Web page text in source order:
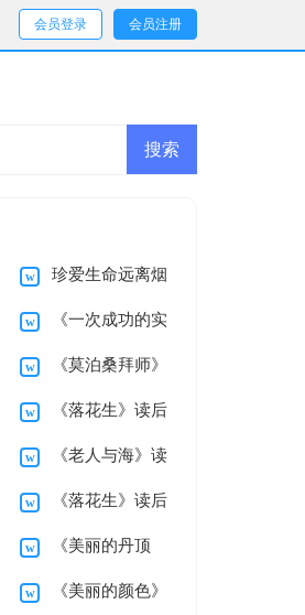
会员登录 会员注册
珍爱生命远离烟
草演讲稿《一次成功的实
验》教学设计
《莫泊桑拜师》
教学反思《落花生》读后
感15篇《老人与海》读
后感200字《落花生》读后
感 《美丽的丹顶
鹤》教学设计
《美丽的颜色》